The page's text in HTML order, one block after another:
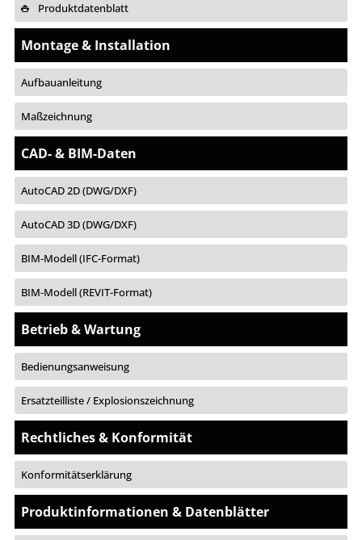
Produktdatenblatt
Montage & Installation
Aufbauanleitung
Maßzeichnung
CAD- & BIM-Daten
AutoCAD 2D (DWG/DXF)
AutoCAD 3D (DWG/DXF)
BIM-Modell (IFC-Format)
BIM-Modell (REVIT-Format)
Betrieb & Wartung
Bedienungsanweisung
Ersatzteilliste / Explosionszeichnung
Rechtliches & Konformität
Konformitätserklärung
Produktinformationen & Datenblätter